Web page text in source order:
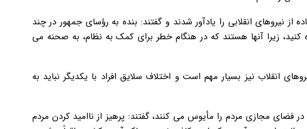
انقلابی را یادآور شدند و گفتند: بنده به رؤسای جمهور در چند
کنید، زیرا آنها هستند که در هنگام خطر برای کمک به نظام، به صحنه می
انقلاب نیز بسیار مهم است و اختلاف سلایق افراد با یکدیگر نباید به
در فضای مجازی مردم را مأیوس می کنند، گفتند: پرهیز از ناامید کردن مردم